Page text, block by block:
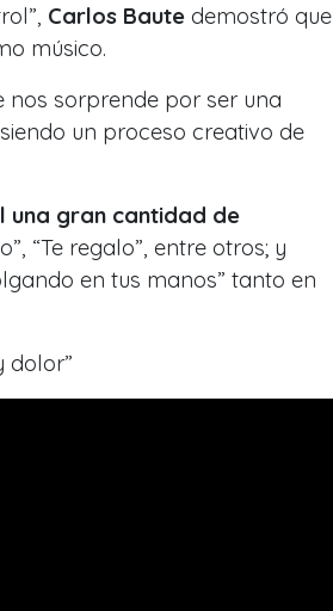
Carlos Baute demostró que
músico.
nos sorprende por ser una
siendo un proceso creativo de
una gran cantidad de
“Te regalo”, entre otros; y
en tus manos” tanto en
dolor”